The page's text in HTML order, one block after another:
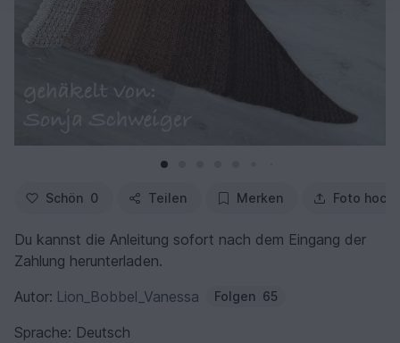
Schön 0 Teilen Merken Foto
Du kannst die Anleitung sofort nach dem Eingang der
Zahlung herunterladen.
Autor: Lion_Bobbel_Vanessa Folgen 65
Sprache: Deutsch